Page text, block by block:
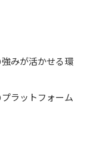
みが活かせる環
ラットフォーム